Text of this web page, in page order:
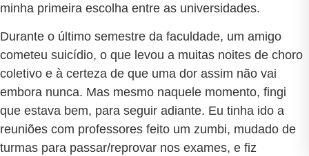
minha primeira escolha entre as universidades.
Durante o último semestre da faculdade, um amigo
cometeu suicídio, o que levou a muitas noites de choro
coletivo e à certeza de que uma dor assim não vai
embora nunca. Mas mesmo naquele momento, fingi
que estava bem, para seguir adiante. Eu tinha ido a
reuniões com professores feito um zumbi, mudado de
turmas para passar/reprovar nos exames, e fiz